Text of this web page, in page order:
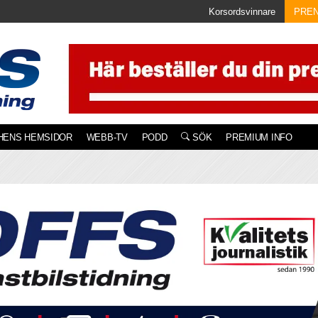
Korsordsvinnare
HEMSIDOR WEBB-TV PODD SÖK PREMIUM INFO